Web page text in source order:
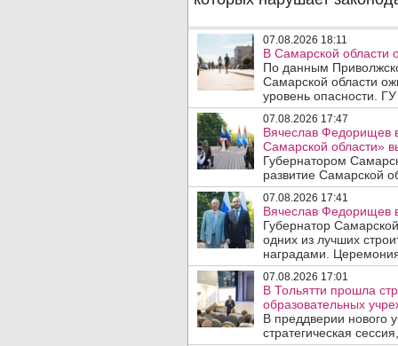
07.08.2026 18:11
В Самарской области
По данным
Самарской области
уровень опасности.
07.08.2026 17:47
Вячеслав Федорищев
Самарской области»
Губернатором
развитие Самарской
07.08.2026 17:41
Вячеслав Федорищев
Губернатор
одних из лучших
наградами.
07.08.2026 17:01
В Тольятти прошла
образовательных
В преддверии нового
стратегическая